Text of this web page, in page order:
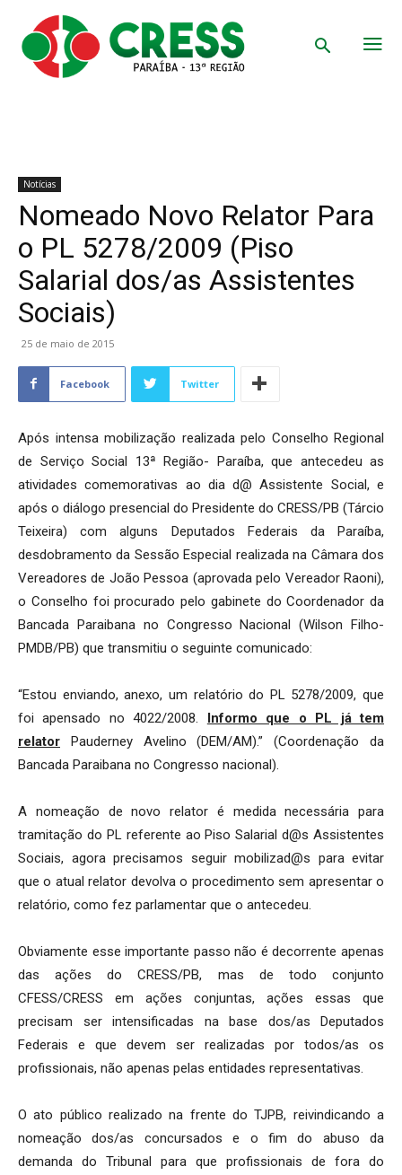
Notícias
Nomeado Novo Relator Para
o PL 5278/2009 (Piso
Salarial dos/as Assistentes
Sociais)
25 de maio de 2015
Facebook Twitter
Após intensa mobilização realizada pelo Conselho Regional
de Serviço Social 13ª Região- Paraíba, que antecedeu as
atividades comemorativas ao dia d@ Assistente Social, e
após o diálogo presencial do Presidente do CRESS/PB (Tárcio
Teixeira) com alguns Deputados Federais da Paraíba,
desdobramento da Sessão Especial realizada na Câmara dos
Vereadores de João Pessoa (aprovada pelo Vereador Raoni),
o Conselho foi procurado pelo gabinete do Coordenador da
Bancada Paraibana no Congresso Nacional (Wilson Filho-
PMDB/PB) que transmitiu o seguinte comunicado:
“Estou enviando, anexo, um relatório do PL 5278/2009, que
foi apensado no 4022/2008. Informo que o PL já tem
relator Pauderney Avelino (DEM/AM).” (Coordenação da
Bancada Paraibana no Congresso nacional).
A nomeação de novo relator é medida necessária para
tramitação do PL referente ao Piso Salarial d@s Assistentes
Sociais, agora precisamos seguir mobilizad@s para evitar
que o atual relator devolva o procedimento sem apresentar o
relatório, como fez parlamentar que o antecedeu.
Obviamente esse importante passo não é decorrente apenas
das ações do CRESS/PB, mas de todo conjunto
CFESS/CRESS em ações conjuntas, ações essas que
precisam ser intensificadas na base dos/as Deputados
Federais e que devem ser realizadas por todos/as os
profissionais, não apenas pelas entidades representativas.
O ato público realizado na frente do TJPB, reivindicando a
nomeação dos/as concursados e o fim do abuso da
demanda do Tribunal para que profissionais de fora do